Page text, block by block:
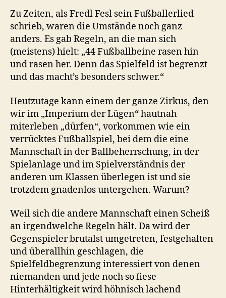
Zu Zeiten, als Fredl Fesl sein Fußballerlied
schrieb, waren die Umstände noch ganz
anders. Es gab Regeln, an die man sich
(meistens) hielt: „44 Fußballbeine rasen hin
und rasen her. Denn das Spielfeld ist begrenzt
und das macht’s besonders schwer.“
Heutzutage kann einem der ganze Zirkus, den
wir im „Imperium der Lügen“ hautnah
miterleben „dürfen“, vorkommen wie ein
verrücktes Fußballspiel, bei dem die eine
Mannschaft in der Ballbeherrschung, in der
Spielanlage und im Spielverständnis der
anderen um Klassen überlegen ist und sie
trotzdem gnadenlos untergehen. Warum?
Weil sich die andere Mannschaft einen Scheiß
an irgendwelche Regeln hält. Da wird der
Gegenspieler brutalst umgetreten, festgehalten
und überallhin geschlagen, die
Spielfeldbegrenzung interessiert von denen
niemanden und jede noch so fiese
Hinterhältigkeit wird höhnisch lachend